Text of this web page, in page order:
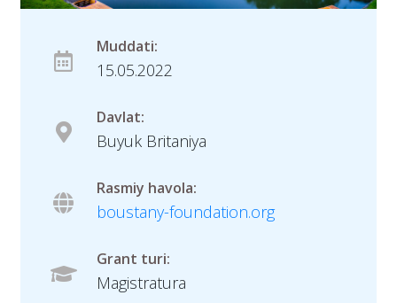
Muddati:
15.05.2022
Davlat:
Buyuk Britaniya
Rasmiy havola:
boustany-foundation.org
Grant turi:
Magistratura